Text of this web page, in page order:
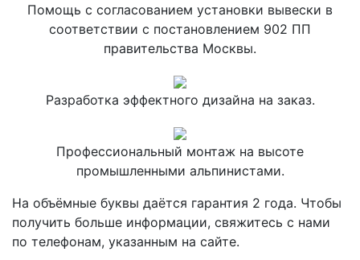
Помощь с согласованием установки вывески в
соответствии с постановлением 902 ПП
правительства Москвы.
Разработка эффектного дизайна на заказ.
Профессиональный монтаж на высоте
промышленными альпинистами.
На объёмные буквы даётся гарантия 2 года. Чтобы
получить больше информации, свяжитесь с нами
по телефонам, указанным на сайте.